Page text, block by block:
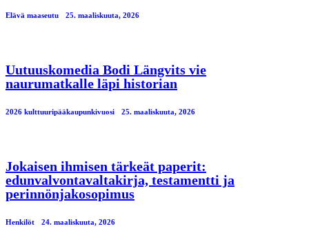
Elävä maaseutu 25. maaliskuuta, 2026
Uutuuskomedia Bodi Längvits vie
naurumatkalle läpi historian
2026 kulttuuripääkaupunkivuosi 25. maaliskuuta, 2026
Jokaisen ihmisen tärkeät paperit:
edunvalvontavaltakirja, testamentti ja
perinnönjakosopimus
Henkilöt 24. maaliskuuta, 2026